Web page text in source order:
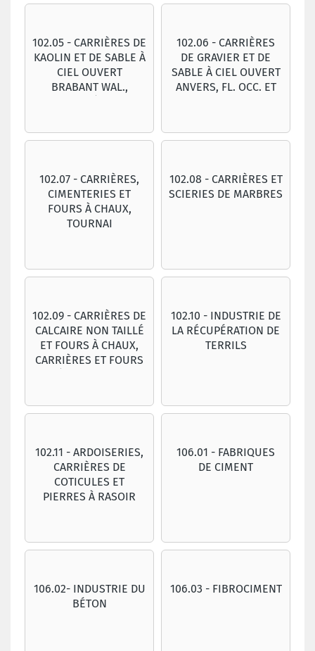
102.05 - CARRIÈRES DE
KAOLIN ET DE SABLE À
CIEL OUVERT
BRABANT WAL.,
102.06 - CARRIÈRES
DE GRAVIER ET DE
SABLE À CIEL OUVERT
ANVERS, FL. OCC. ET
102.07 - CARRIÈRES,
CIMENTERIES ET
FOURS À CHAUX,
TOURNAI
102.08 - CARRIÈRES ET
SCIERIES DE MARBRES
102.09 - CARRIÈRES DE
CALCAIRE NON TAILLÉ
ET FOURS À CHAUX,
CARRIÈRES ET FOURS
102.10 - INDUSTRIE DE
LA RÉCUPÉRATION DE
TERRILS
102.11 - ARDOISERIES,
CARRIÈRES DE
COTICULES ET
PIERRES À RASOIR
106.01 - FABRIQUES
DE CIMENT
106.02- INDUSTRIE DU
BÉTON
106.03 - FIBROCIMENT